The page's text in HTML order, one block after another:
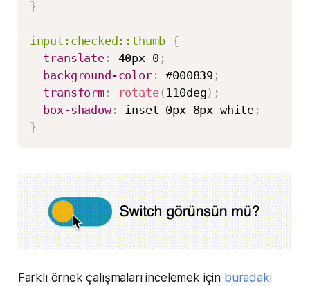
}
input:checked::thumb {
translate: 40px 0;
background-color: #000839 ;
transform: rotate( 110deg) ;
box-shadow: inset 0px 8px white ;
}
Farklı örnek çalışmaları incelemek için buradaki